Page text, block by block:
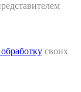
своих